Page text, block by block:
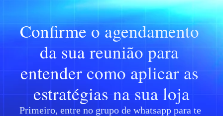
Confirme o agendamento
da sua reunião para
entender como aplicar as
estratégias na sua loja
Primeiro, entre no grupo de whatsapp para te